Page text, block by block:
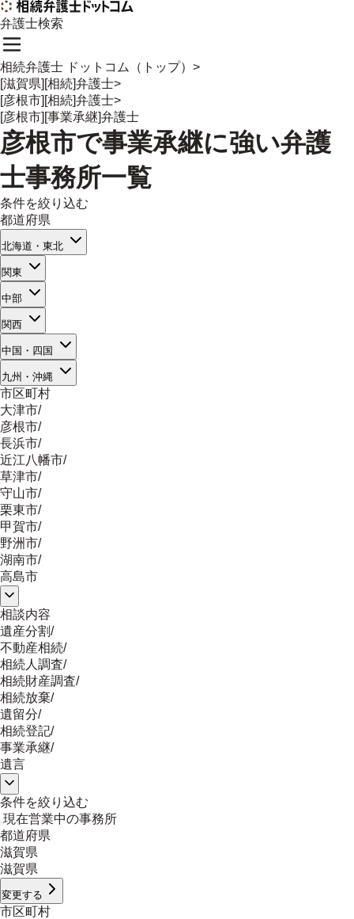
弁護士検索
相続弁護士 ドットコム（トップ） >
[滋賀県][相続]弁護士>
[彦根市][相続]弁護士>
[彦根市][事業承継]弁護士
彦根市で事業承継に強い弁護
士事務所一覧
条件を絞り込む
都道府県
北海道・東北
関東
中部
関西
中国・四国
九州・沖縄
市区町村
大津市/
彦根市/
長浜市/
近江八幡市/
草津市/
守山市/
栗東市/
甲賀市/
野洲市/
湖南市/
高島市
相談内容
遺産分割/
不動産相続/
相続人調査/
相続財産調査/
相続放棄/
遺留分/
相続登記/
事業承継/
遺言
条件を絞り込む
現在営業中の事務所
都道府県
滋賀県
滋賀県
変更する
市区町村